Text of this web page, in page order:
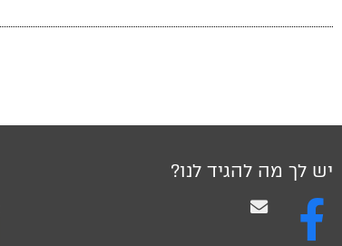
יש לך מה להגיד לנו?